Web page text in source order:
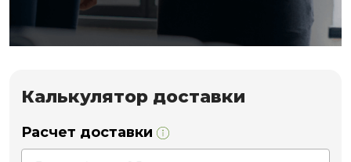
Калькулятор доставки
Расчет доставки